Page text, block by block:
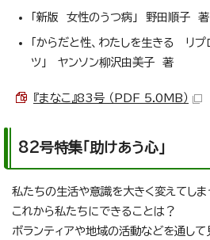
「新版 女性のうつ病」 野田順子 著
「からだと性、わたしを生きる リプ
ツ」 ヤンソン柳沢由美子 著
『まなこ』83号 （PDF 5.0MB）
82号特集「助けあう心」
私たちの生活や意識を大きく変えてしま
これから私たちにできることは？
ボランティアや地域の活動などを通して